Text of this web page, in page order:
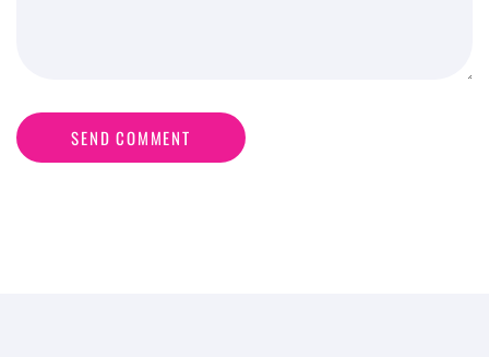
SEND COMMENT